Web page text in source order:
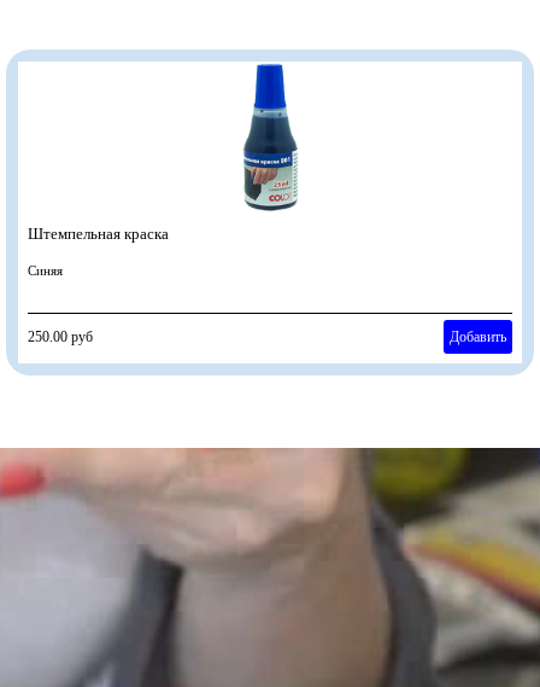
Штемпельная краска
Синяя
250.00 руб Добавить